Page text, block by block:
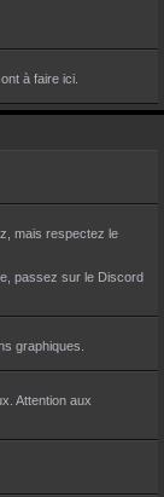
à faire ici.
mais respectez le
passez sur le Discord
graphiques.
Attention aux